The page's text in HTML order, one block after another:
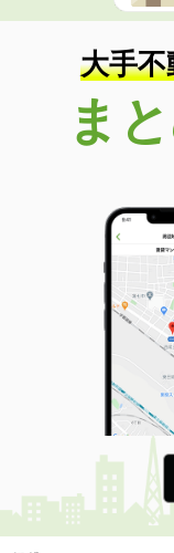
大手
ま